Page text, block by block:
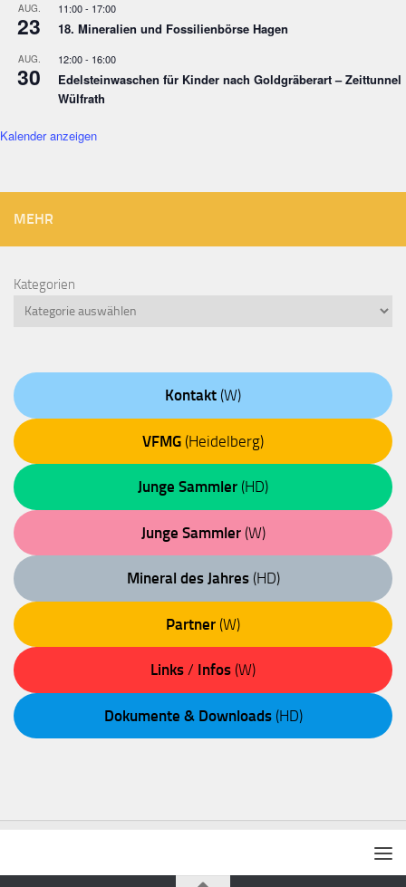
AUG.
23
11:00- 17:00
18. Mineralien und Fossilienbörse Hagen
AUG.
30
12:00- 16:00
Edelsteinwaschen für Kinder nach Goldgräberart – Zeittunnel
Wülfrath
Kalender anzeigen
MEHR
Kategorien
Kontakt (W)
VFMG (Heidelberg)
Junge Sammler (HD)
Junge Sammler(W)
Mineral des Jahres(HD)
Partner (W)
Links / Infos (W)
Dokumente & Downloads(HD)